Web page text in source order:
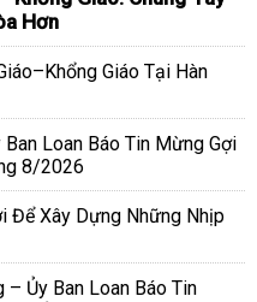
Hơn
Giáo Tại Hàn
Loan Báo Tin Mừng Gợi
8/2026
Để Xây Dựng Những Nhịp
– Ủy Ban Loan Báo Tin